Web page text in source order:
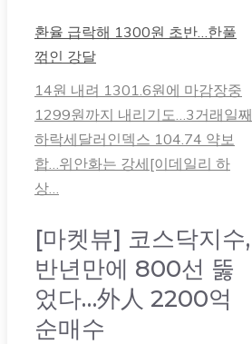
환율 급락해 1300원 초반…한풀
꺾인 강달
14원 내려 1301.6원에 마감장중
1299원까지 내리기도…3거래일째
하락세달러인덱스 104.74 약보
합…위안화는 강세[이데일리 하
상…
[마켓뷰] 코스닥지수,
반년만에 800선 뚫
었다…外人 2200억
순매수